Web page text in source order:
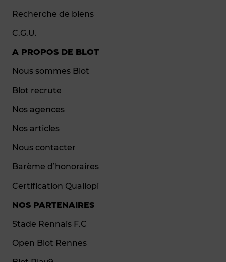
Recherche de biens
C.G.U.
A PROPOS DE BLOT
Nous sommes Blot
Blot recrute
Nos agences
Nos articles
Nous contacter
Barème d’honoraires
Certification Qualiopi
NOS PARTENAIRES
Stade Rennais F.C
Open Blot Rennes